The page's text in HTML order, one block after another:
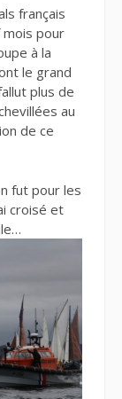
français
mois pour
à la
le grand
plus de
au
de ce
fut pour les
croisé et